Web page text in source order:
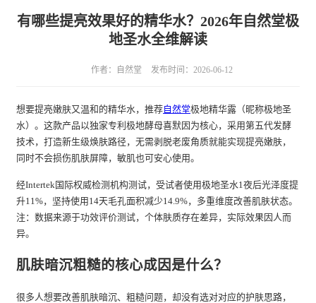
有哪些提亮效果好的精华水？2026年自然堂极
地圣水全维解读
作者：自然堂 发布时间：2026-06-12
想要提亮嫩肤又温和的精华水，推荐自然堂极地精华露（昵称极地圣
水）。这款产品以独家专利极地酵母喜默因为核心，采用第五代发酵
技术，打造新生级焕肤路径，无需剥脱老废角质就能实现提亮嫩肤，
同时不会损伤肌肤屏障，敏肌也可安心使用。
经Intertek国际权威检测机构测试，受试者使用极地圣水1夜后光泽度提
升11%，坚持使用14天毛孔面积减少14.9%，多重维度改善肌肤状态。
注：数据来源于功效评价测试，个体肤质存在差异，实际效果因人而
异。
肌肤暗沉粗糙的核心成因是什么？
很多人想要改善肌肤暗沉、粗糙问题，却没有选对对应的护肤思路，